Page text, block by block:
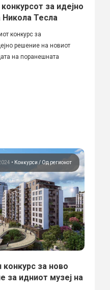
за идејно
Никола Тесла
конкурс за
решение на новиот
на поранешната
• Конкурси Од регионот
за ново
за идниот музеј на